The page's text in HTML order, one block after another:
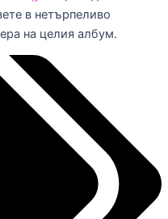
в нетърпеливо
на целия албум.